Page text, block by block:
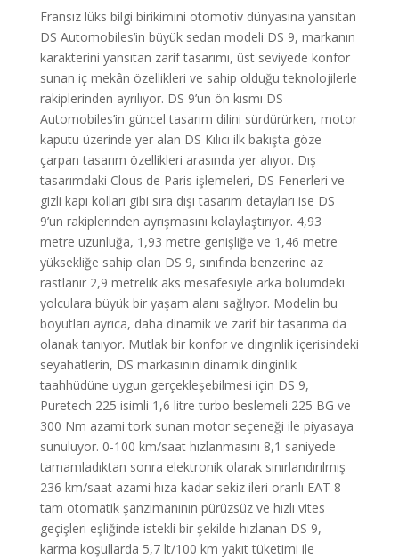
Fransız lüks bilgi birikimini otomotiv dünyasına yansıtan
DS Automobiles’in büyük sedan modeli DS 9, markanın
karakterini yansıtan zarif tasarımı, üst seviyede konfor
sunan iç mekân özellikleri ve sahip olduğu teknolojilerle
rakiplerinden ayrılıyor. DS 9’un ön kısmı DS
Automobiles’in güncel tasarım dilini sürdürürken, motor
kaputu üzerinde yer alan DS Kılıcı ilk bakışta göze
çarpan tasarım özellikleri arasında yer alıyor. Dış
tasarımdaki Clous de Paris işlemeleri, DS Fenerleri ve
gizli kapı kolları gibi sıra dışı tasarım detayları ise DS
9’un rakiplerinden ayrışmasını kolaylaştırıyor. 4,93
metre uzunluğa, 1,93 metre genişliğe ve 1,46 metre
yüksekliğe sahip olan DS 9, sınıfında benzerine az
rastlanır 2,9 metrelik aks mesafesiyle arka bölümdeki
yolculara büyük bir yaşam alanı sağlıyor. Modelin bu
boyutları ayrıca, daha dinamik ve zarif bir tasarıma da
olanak tanıyor. Mutlak bir konfor ve dinginlik içerisindeki
seyahatlerin, DS markasının dinamik dinginlik
taahhüdüne uygun gerçekleşebilmesi için DS 9,
Puretech 225 isimli 1,6 litre turbo beslemeli 225 BG ve
300 Nm azami tork sunan motor seçeneği ile piyasaya
sunuluyor. 0-100 km/saat hızlanmasını 8,1 saniyede
tamamladıktan sonra elektronik olarak sınırlandırılmış
236 km/saat azami hıza kadar sekiz ileri oranlı EAT 8
tam otomatik şanzımanının pürüzsüz ve hızlı vites
geçişleri eşliğinde istekli bir şekilde hızlanan DS 9,
karma koşullarda 5,7 lt/100 km yakıt tüketimi ile